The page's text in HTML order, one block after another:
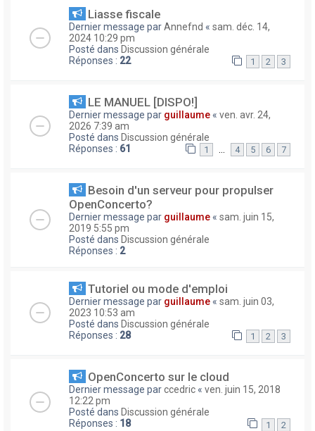
Liasse fiscale
Dernier message parAnnefnd « sam. déc. 14,
2024 10:29 pm
Posté dans Discussion générale
Réponses : 22 1 2 3
LE MANUEL [DISPO!]
Dernier message par guillaume « ven. avr. 24,
2026 7:39 am
Posté dans Discussion générale
Réponses : 61 1 … 4 5 6 7
Besoin d'un serveur pour propulser
OpenConcerto?
Dernier message par guillaume « sam. juin 15,
2019 5:55 pm
Posté dans Discussion générale
Réponses : 2
Tutoriel ou mode d'emploi
Dernier message par guillaume « sam. juin 03,
2023 10:53 am
Posté dans Discussion générale
Réponses : 28 1 2 3
OpenConcerto sur le cloud
Dernier message parccedric « ven. juin 15, 2018
12:22 pm
Posté dans Discussion générale
Réponses : 18 1 2